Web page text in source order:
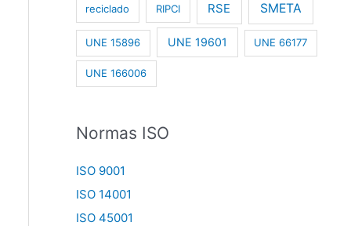
reciclado RIPCI RSE SMETA
UNE 15896 UNE 19601 UNE 66177
UNE 166006
Normas ISO
ISO 9001
ISO 14001
ISO 45001